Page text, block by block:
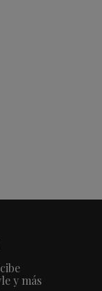
y más